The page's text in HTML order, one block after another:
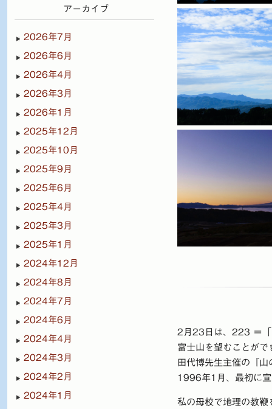
2月23日は、223 ＝「
富士山を望むことが
田代博先生主催の『
1996年1月、最初に
私の母校で地理の教鞭
アーカイブ
2026年7月
2026年6月
2026年4月
2026年3月
2026年1月
2025年12月
2025年10月
2025年9月
2025年6月
2025年4月
2025年3月
2025年1月
2024年12月
2024年8月
2024年7月
2024年6月
2024年4月
2024年3月
2024年2月
2024年1月